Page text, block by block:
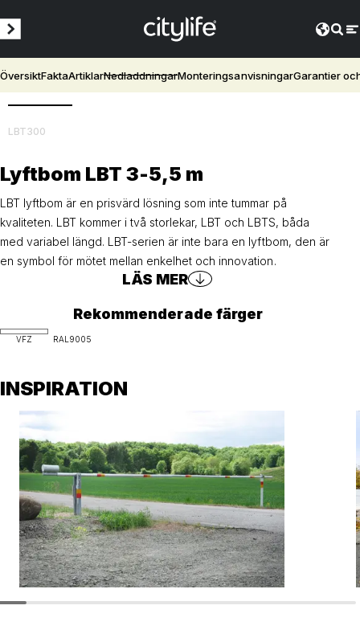
ÖversiktFaktaArtiklarNedladdningarMonteringsanvisningarGarantier
LBT300
Lyftbom LBT 3-5,5 m
LBT lyftbom är en prisvärd lösning som inte tummar på
kvaliteten. LBT kommer i två storlekar, LBT och LBTS, båda
med variabel längd. LBT-serien är inte bara en lyftbom, den är
en symbol för mötet mellan enkelhet och innovation.
LÄS MER
Rekommenderade färger
VFZ RAL9005
INSPIRATION